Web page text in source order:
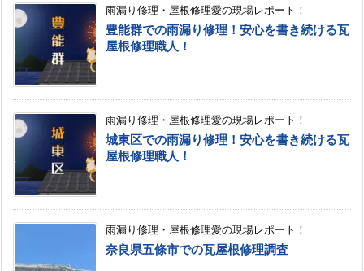
雨漏り修理・屋根修理愛の現場レポート！
豊能群での雨漏り修理！安心を書き続ける瓦
屋根修理職人！
雨漏り修理・屋根修理愛の現場レポート！
城東区での雨漏り修理！安心を書き続ける瓦
屋根修理職人！
雨漏り修理・屋根修理愛の現場レポート！
奈良県五條市での瓦屋根修理調査